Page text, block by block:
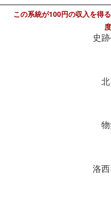
この系統が100円の収入を得
史
洛